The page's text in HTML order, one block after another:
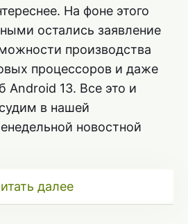
На фоне этого
остались заявление
производства
процессоров и даже
Android 13. Все это и
в нашей
новостной
далее